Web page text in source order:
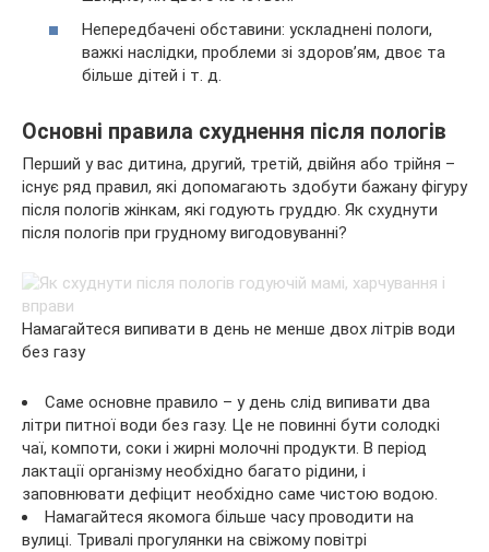
Непередбачені обставини: ускладнені пологи,
важкі наслідки, проблеми зі здоров’ям, двоє та
більше дітей і т. д.
Основні правила схуднення після пологів
Перший у вас дитина, другий, третій, двійня або трійня –
існує ряд правил, які допомагають здобути бажану фігуру
після пологів жінкам, які годують груддю. Як схуднути
після пологів при грудному вигодовуванні?
Намагайтеся випивати в день не менше двох літрів води
без газу
Саме основне правило – у день слід випивати два
літри питної води без газу. Це не повинні бути солодкі
чаї, компоти, соки і жирні молочні продукти. В період
лактації організму необхідно багато рідини, і
заповнювати дефіцит необхідно саме чистою водою.
Намагайтеся якомога більше часу проводити на
вулиці. Тривалі прогулянки на свіжому повітрі